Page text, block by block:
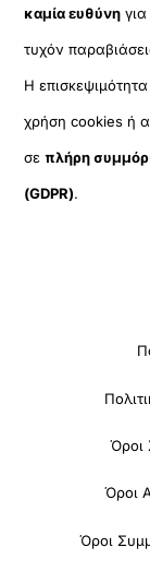
καμία ευθύνη
τυχόν
Η
χρήση cookies ή
σεπλήρη
(GDPR).
Όροι
Όροι
Όροι